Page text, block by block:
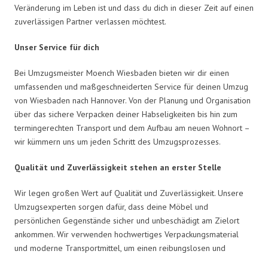
Veränderung im Leben ist und dass du dich in dieser Zeit auf einen
zuverlässigen Partner verlassen möchtest.
Unser Service für dich
Bei Umzugsmeister Moench Wiesbaden bieten wir dir einen
umfassenden und maßgeschneiderten Service für deinen Umzug
von Wiesbaden nach Hannover. Von der Planung und Organisation
über das sichere Verpacken deiner Habseligkeiten bis hin zum
termingerechten Transport und dem Aufbau am neuen Wohnort –
wir kümmern uns um jeden Schritt des Umzugsprozesses.
Qualität und Zuverlässigkeit stehen an erster Stelle
Wir legen großen Wert auf Qualität und Zuverlässigkeit. Unsere
Umzugsexperten sorgen dafür, dass deine Möbel und
persönlichen Gegenstände sicher und unbeschädigt am Zielort
ankommen. Wir verwenden hochwertiges Verpackungsmaterial
und moderne Transportmittel, um einen reibungslosen und